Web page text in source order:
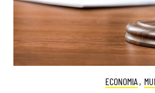
ECONOMIA ,